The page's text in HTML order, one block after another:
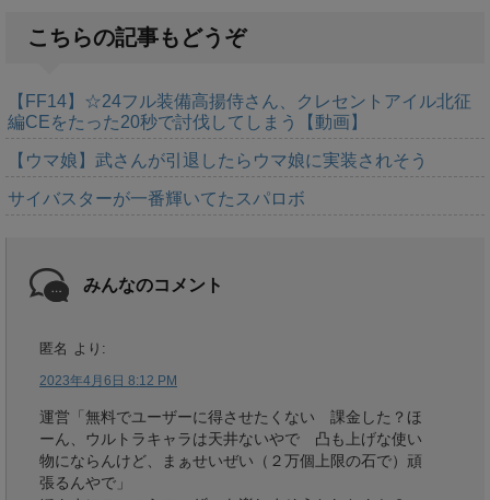
こちらの記事もどうぞ
【FF14】☆24フル装備高揚侍さん、クレセントアイル北征
編CEをたった20秒で討伐してしまう【動画】
【ウマ娘】武さんが引退したらウマ娘に実装されそう
サイバスターが一番輝いてたスパロボ
みんなのコメント
匿名 より:
2023年4月6日 8:12 PM
運営「無料でユーザーに得させたくない 課金した？ほ
ーん、ウルトラキャラは天井ないやで 凸も上げな使い
物にならんけど、まぁせいぜい（２万個上限の石で）頑
張るんやで」